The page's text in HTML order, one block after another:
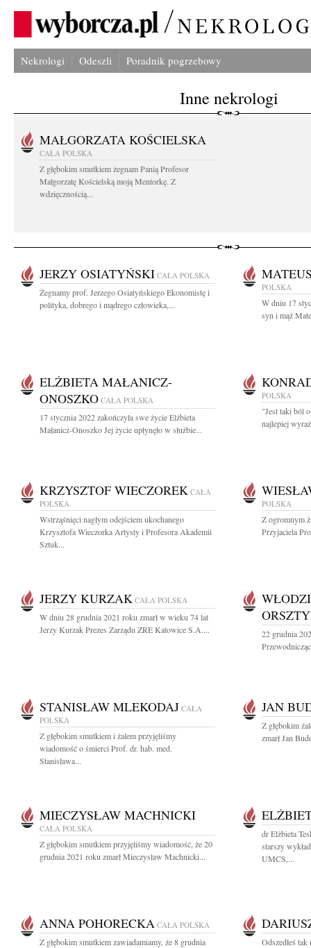
Nekrologi Odeszli Poradnik pogrzebowy
Inne nekrologi
MAŁGORZATA KOŚCIELSKA
CAŁA POLSKA
Z głębokim smutkiem żegnam Panią Profesor
Małgorzatę Kościelską moją Mentorkę. Z
wdzięcznością...
JERZY OSIATYŃSKI CAŁA POLSKA
Żegnamy prof. Jerzego Osiatyńskiego Ekonomistę i
polityka, dobrego i mądrego człowieka,...
POLSKA
W dniu 17
syn i mąż
ELŻBIETA MAŁANICZ-
ONOSZKO CAŁA POLSKA
17 stycznia 2022 zakończyła swe życie Elżbieta
Małanicz-Onoszko Jej życie upłynęło w służbie...
POLSKA
"Jest taki ból
najlepiej
KRZYSZTOF WIECZOREK CAŁA
POLSKA
Wstrząśnięci nagłym odejściem ukochanego
Krzysztofa Wieczorka Artysty i Profesora Akademii
Sztuk...
POLSKA
Z ogromnym
Przyjaciela
JERZY KURZAK CAŁA POLSKA
W dniu 28 grudnia 2021 roku zmarł w wieku 74 lat
Jerzy Kurzak Prezes Zarządu ZRE Katowice S.A....
22 grudnia
STANISŁAW MLEKODAJ CAŁA
POLSKA
Z głębokim smutkiem i żalem przyjęliśmy
wiadomość o śmierci Prof. dr. hab. med.
Stanisława...
JAN
Z głębokim
zmarł Jan
MIECZYSŁAW MACHNICKI
CAŁA POLSKA
Z głębokim smutkiem przyjęliśmy wiadomość, że 20
grudnia 2021 roku zmarł Mieczysław Machnicki...
dr Elżbieta
starszy
UMCS,...
ANNA POHORECKA CAŁA POLSKA
Z głębokim smutkiem zawiadamiamy, że 8 grudnia
Odszedłeś